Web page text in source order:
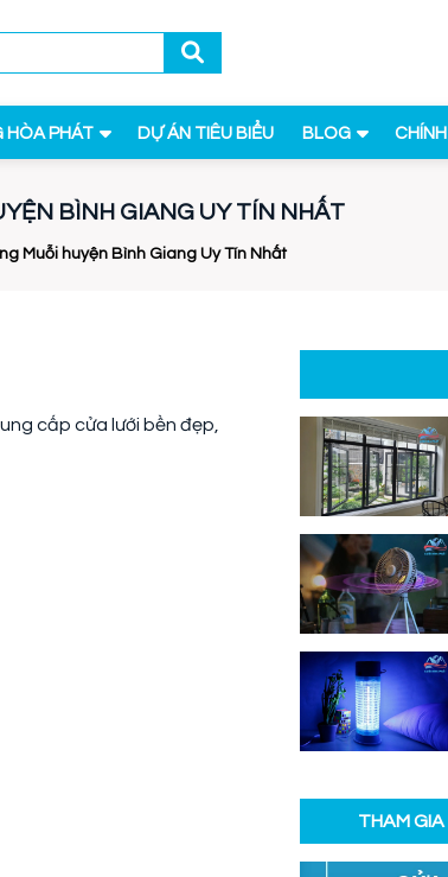
HÒA PHÁT DỰ ÁN TIÊU BIỂU BLOG
BÌNH GIANG UY TÍN NHẤT
Muỗi huyện Bình Giang Uy Tín Nhất
cấp cửa lưới bền đẹp,
THAM GIA